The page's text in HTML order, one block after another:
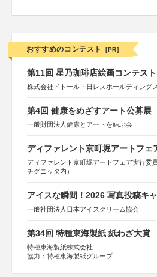
おすすめのコンテスト [PR]
第11回 星乃珈琲店絵画コンテスト
株式会社ドトール・日レスホールディングス
第4回 健康をめざすアート公募展
一般財団法人健康とアートを結ぶ会
ディファレント京町堀アートフェ
ディファレント京町堀アートフェア実行委
チグニッタ内）
アイスな瞬間！2026 写真投稿キ
一般社団法人日本アイスクリーム協会
第34回 特種東海製紙 紙わざ大賞
特種東海製紙株式会社
協力：特種東海製紙グループ